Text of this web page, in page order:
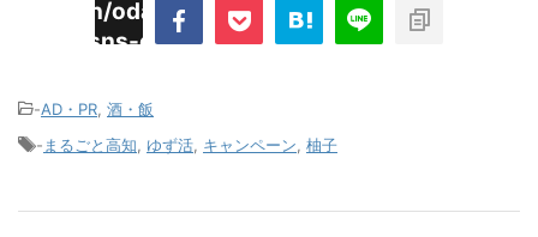
odaiji.com/public_html/blog/wp-
sns-count-cache/sns-count-
-AD・PR 酒・飯
- まるごと高知 ゆず活 キャンペーン 柚子